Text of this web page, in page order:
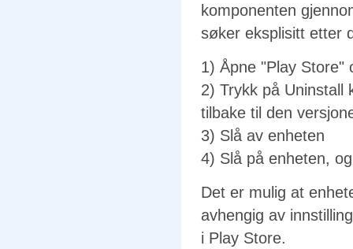
komponenten
søker eksplisitt etter
1) Åpne "Play Store"
2) Trykk på Uninstall
tilbake til den
3) Slå av enheten
4) Slå på enheten,
Det er mulig at
avhengig av
i Play Store.